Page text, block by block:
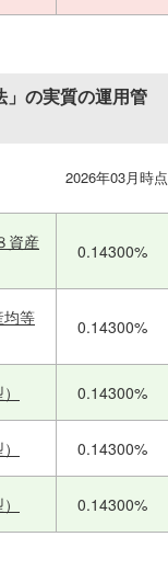
」の実質の運用管
2026年03月時点
資産
0.14300%
均等
0.14300%
0.14300%
0.14300%
0.14300%